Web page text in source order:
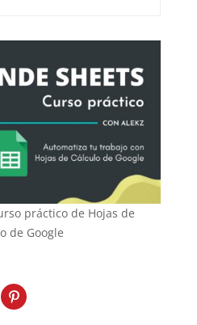
práctico de Hojas de
de Google